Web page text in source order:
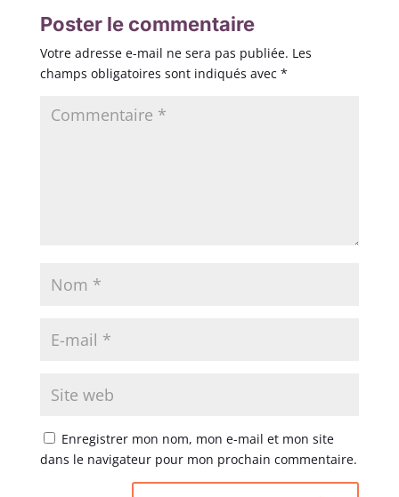
Poster le commentaire
Votre adresse e-mail ne sera pas publiée. Les
champs obligatoires sont indiqués avec *
Enregistrer mon nom, mon e-mail et mon site
dans le navigateur pour mon prochain commentaire.